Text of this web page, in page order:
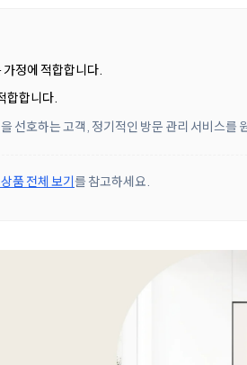
정에 적합합니다.
합합니다.
선호하는 고객, 정기적인 방문 관리 서비스를
품 전체 보기를 참고하세요.